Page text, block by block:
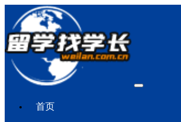
首页